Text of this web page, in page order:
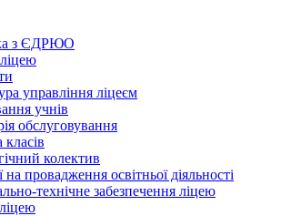
з ЄДРЮО
управління ліцеєм
учнів
обслуговування
колектив
на провадження освітньої діяльності
технічне забезпечення ліцею